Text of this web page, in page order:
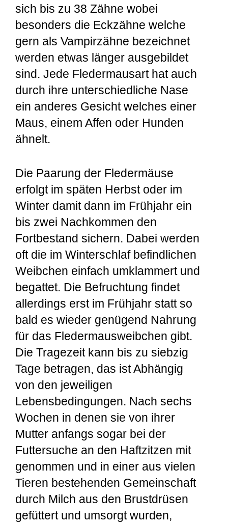
sich bis zu 38 Zähne wobei
besonders die Eckzähne welche
gern als Vampirzähne bezeichnet
werden etwas länger ausgebildet
sind. Jede Fledermausart hat auch
durch ihre unterschiedliche Nase
ein anderes Gesicht welches einer
Maus, einem Affen oder Hunden
ähnelt.
Die Paarung der Fledermäuse
erfolgt im späten Herbst oder im
Winter damit dann im Frühjahr ein
bis zwei Nachkommen den
Fortbestand sichern. Dabei werden
oft die im Winterschlaf befindlichen
Weibchen einfach umklammert und
begattet. Die Befruchtung findet
allerdings erst im Frühjahr statt so
bald es wieder genügend Nahrung
für das Fledermausweibchen gibt.
Die Tragezeit kann bis zu siebzig
Tage betragen, das ist Abhängig
von den jeweiligen
Lebensbedingungen. Nach sechs
Wochen in denen sie von ihrer
Mutter anfangs sogar bei der
Futtersuche an den Haftzitzen mit
genommen und in einer aus vielen
Tieren bestehenden Gemeinschaft
durch Milch aus den Brustdrüsen
gefüttert und umsorgt wurden,